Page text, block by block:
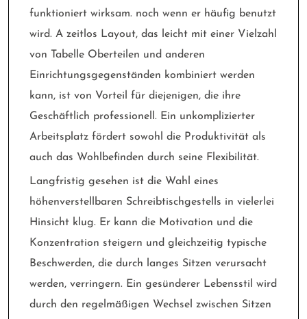
funktioniert wirksam. noch wenn er häufig benutzt
wird. A zeitlos Layout, das leicht mit einer Vielzahl
von Tabelle Oberteilen und anderen
Einrichtungsgegenständen kombiniert werden
kann, ist von Vorteil für diejenigen, die ihre
Geschäftlich professionell. Ein unkomplizierter
Arbeitsplatz fördert sowohl die Produktivität als
auch das Wohlbefinden durch seine Flexibilität.
Langfristig gesehen ist die Wahl eines
höhenverstellbaren Schreibtischgestells in vielerlei
Hinsicht klug. Er kann die Motivation und die
Konzentration steigern und gleichzeitig typische
Beschwerden, die durch langes Sitzen verursacht
werden, verringern. Ein gesünderer Lebensstil wird
durch den regelmäßigen Wechsel zwischen Sitzen